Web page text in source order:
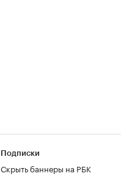
Подписки
Скрыть баннеры на РБК